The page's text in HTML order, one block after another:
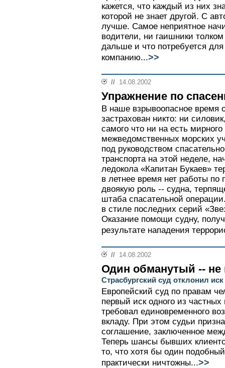
кажется, что каждый из них
которой не знает другой. С
лучше. Самое неприятное
водители, ни гаишники
дальше и что потребуется
компанию...>>
// 14.08.2002
Упражнение по
В наше взрывоопасное время
застрахован никто: ни
самого что ни на есть
межведомственных морских
под руководством
транспорта на этой неделе,
ледокола «Капитан Букаев»
в летнее время нет работы
двоякую роль -- судна,
штаба спасательной
в стиле последних серий
Оказание помощи судну,
результате нападения
// 14.08.2002
Один обманутый -- не
Страсбургский суд отклонил
Европейский суд по правам
первый иск одного из
требовал единовременного
вкладу. При этом судьи
соглашение, заключенное
Теперь шансы бывших
то, что хотя бы один
практически ничтожны...>>